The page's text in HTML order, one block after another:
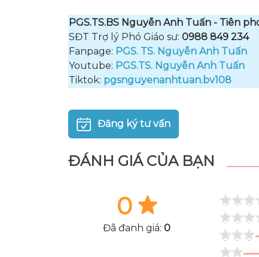
PGS.TS.BS Nguyễn Anh Tuấn - Tiên
SĐT Trợ lý Phó Giáo sư: 0988 849 234
Fanpage: PGS. TS. Nguyễn Anh Tuấn
Youtube: PGS.TS. Nguyễn Anh Tuấn
Tiktok: pgsnguyenanhtuan.bv108
Đăng ký tư vấn
ĐÁNH GIÁ CỦA BẠN
0
Đã đanh giá:0